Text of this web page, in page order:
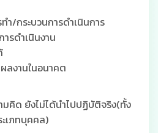
ำ/กระบวนการดำเนินการ
ารดำเนินงาน
ลงานในอนาคต
คิด ยังไม่ได้นำไปปฏิบัติจริง(ทั้ง
เภทบุคคล)